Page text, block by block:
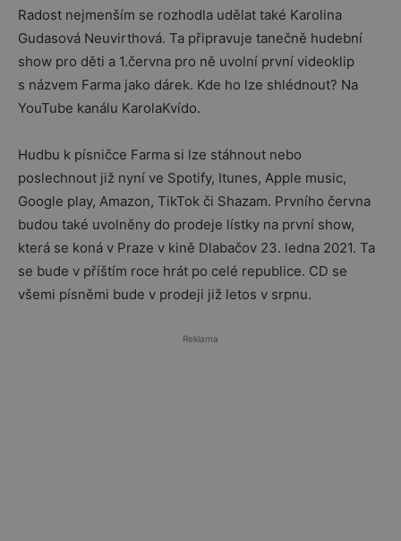
Radost nejmenším se rozhodla udělat také Karolina
Gudasová Neuvirthová. Ta připravuje tanečně hudební
show pro děti a 1.června pro ně uvolní první videoklip
s názvem Farma jako dárek. Kde ho lze shlédnout? Na
YouTube kanálu KarolaKvído.
Hudbu k písničce Farma si lze stáhnout nebo
poslechnout již nyní ve Spotify, Itunes, Apple music,
Google play, Amazon, TikTok či Shazam. Prvního června
budou také uvolněny do prodeje lístky na první show,
která se koná v Praze v kině Dlabačov 23. ledna 2021. Ta
se bude v příštím roce hrát po celé republice. CD se
všemi písněmi bude v prodeji již letos v srpnu.
Reklama